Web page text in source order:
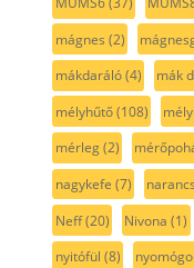
mágnes (2)
mákdaráló(4) mák
mélyhűtő(108)
mérleg(2)
nagykefe (7)
Neff(20) Nivona (1)
nyitófül (8)